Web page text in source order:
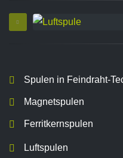
Spulen in Feindraht-
Magnetspulen
Ferritkernspulen
Luftspulen